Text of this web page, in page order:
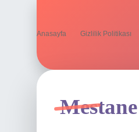
Anasayfa Gizlilik Politikası